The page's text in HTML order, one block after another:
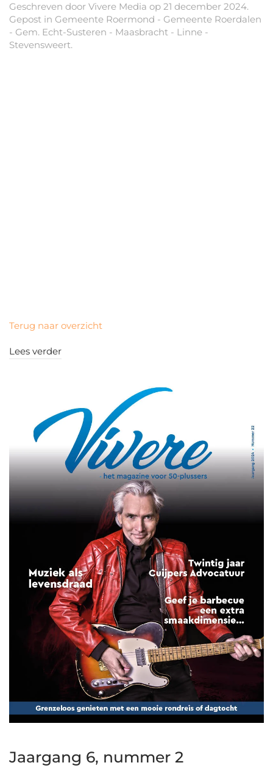
Geschreven door Vivere Media op 21 december 2024.
Gepost in Gemeente Roermond - Gemeente Roerdalen
- Gem. Echt-Susteren - Maasbracht - Linne -
Stevensweert.
Terug naar overzicht
Lees verder
Jaargang 6, nummer 2